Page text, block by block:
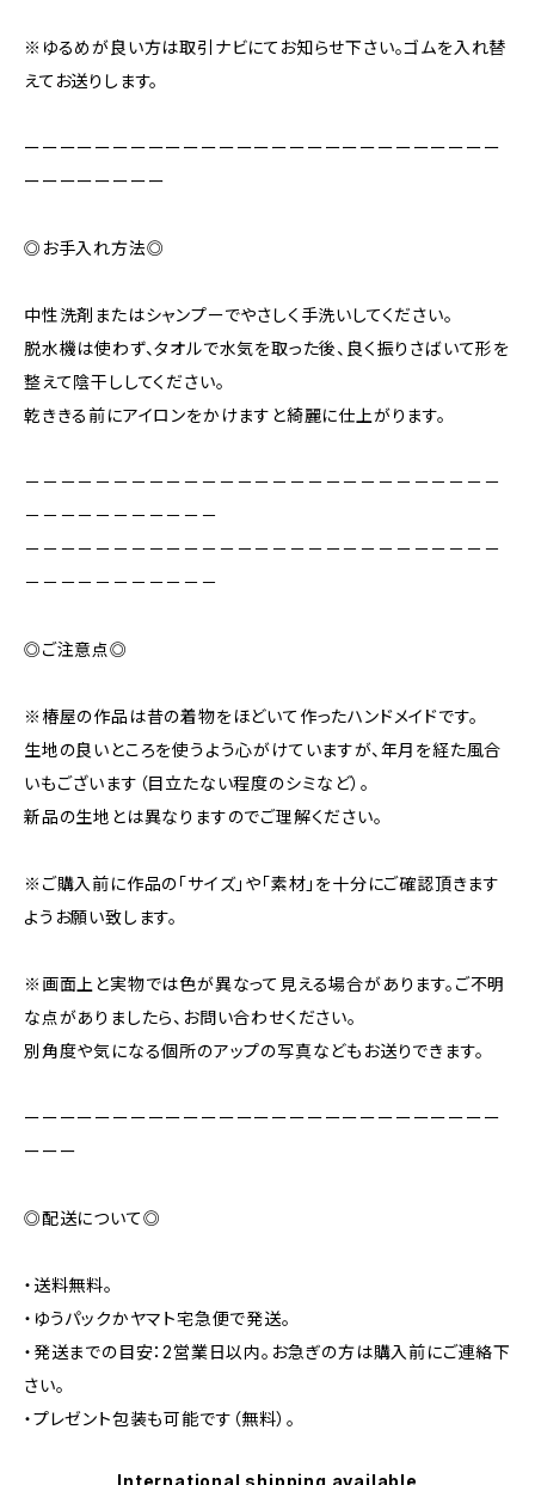
※ゆるめが良い方は取引ナビにてお知らせ下さい。ゴムを入れ替
えてお送りします。
ーーーーーーーーーーーーーーーーーーーーーーーーーーー
ーーーーーーーー
◎お手入れ方法◎
中性洗剤またはシャンプーでやさしく手洗いしてください。
脱水機は使わず、タオルで水気を取った後、良く振りさばいて形を
整えて陰干ししてください。
乾ききる前にアイロンをかけますと綺麗に仕上がります。
－－－－－－－－－－－－－－－－－－－－－－－－－－－
－－－－－－－－－－－
－－－－－－－－－－－－－－－－－－－－－－－－－－－
－－－－－－－－－－－
◎ご注意点◎
※椿屋の作品は昔の着物をほどいて作ったハンドメイドです。
生地の良いところを使うよう心がけていますが、年月を経た風合
いもございます（目立たない程度のシミなど）。
新品の生地とは異なりますのでご理解ください。
※ご購入前に作品の「サイズ」や「素材」を十分にご確認頂きます
ようお願い致します。
※画面上と実物では色が異なって見える場合があります。ご不明
な点がありましたら、お問い合わせください。
別角度や気になる個所のアップの写真などもお送りできます。
ーーーーーーーーーーーーーーーーーーーーーーーーーーー
ーーー
◎配送について◎
・送料無料。
・ゆうパックかヤマト宅急便で発送。
・発送までの目安：2営業日以内。お急ぎの方は購入前にご連絡下
さい。
・プレゼント包装も可能です（無料）。
International shipping available